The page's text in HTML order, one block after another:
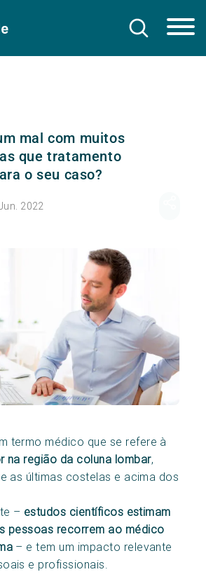
mal com muitos
que tratamento
o seu caso?
2022
termo médico que se refere à
na região da coluna lombar,
as últimas costelas e acima dos
– estudos científicos estimam
pessoas recorrem ao médico
– e tem um impacto relevante
e profissionais.